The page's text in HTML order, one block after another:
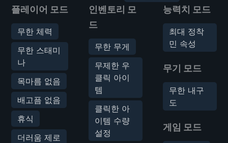
플레이어 모드
무한 체력
무한 스태미
나
목마름 없음
배고픔 없음
휴식
더러움 제로
인벤토리 모
드
무한 무게
무제한 우
클릭 아이
템
클릭한 아
이템 수량
설정
능력치 모드
최대 정착
민 속성
무기 모드
무한 내구
도
게임 모드